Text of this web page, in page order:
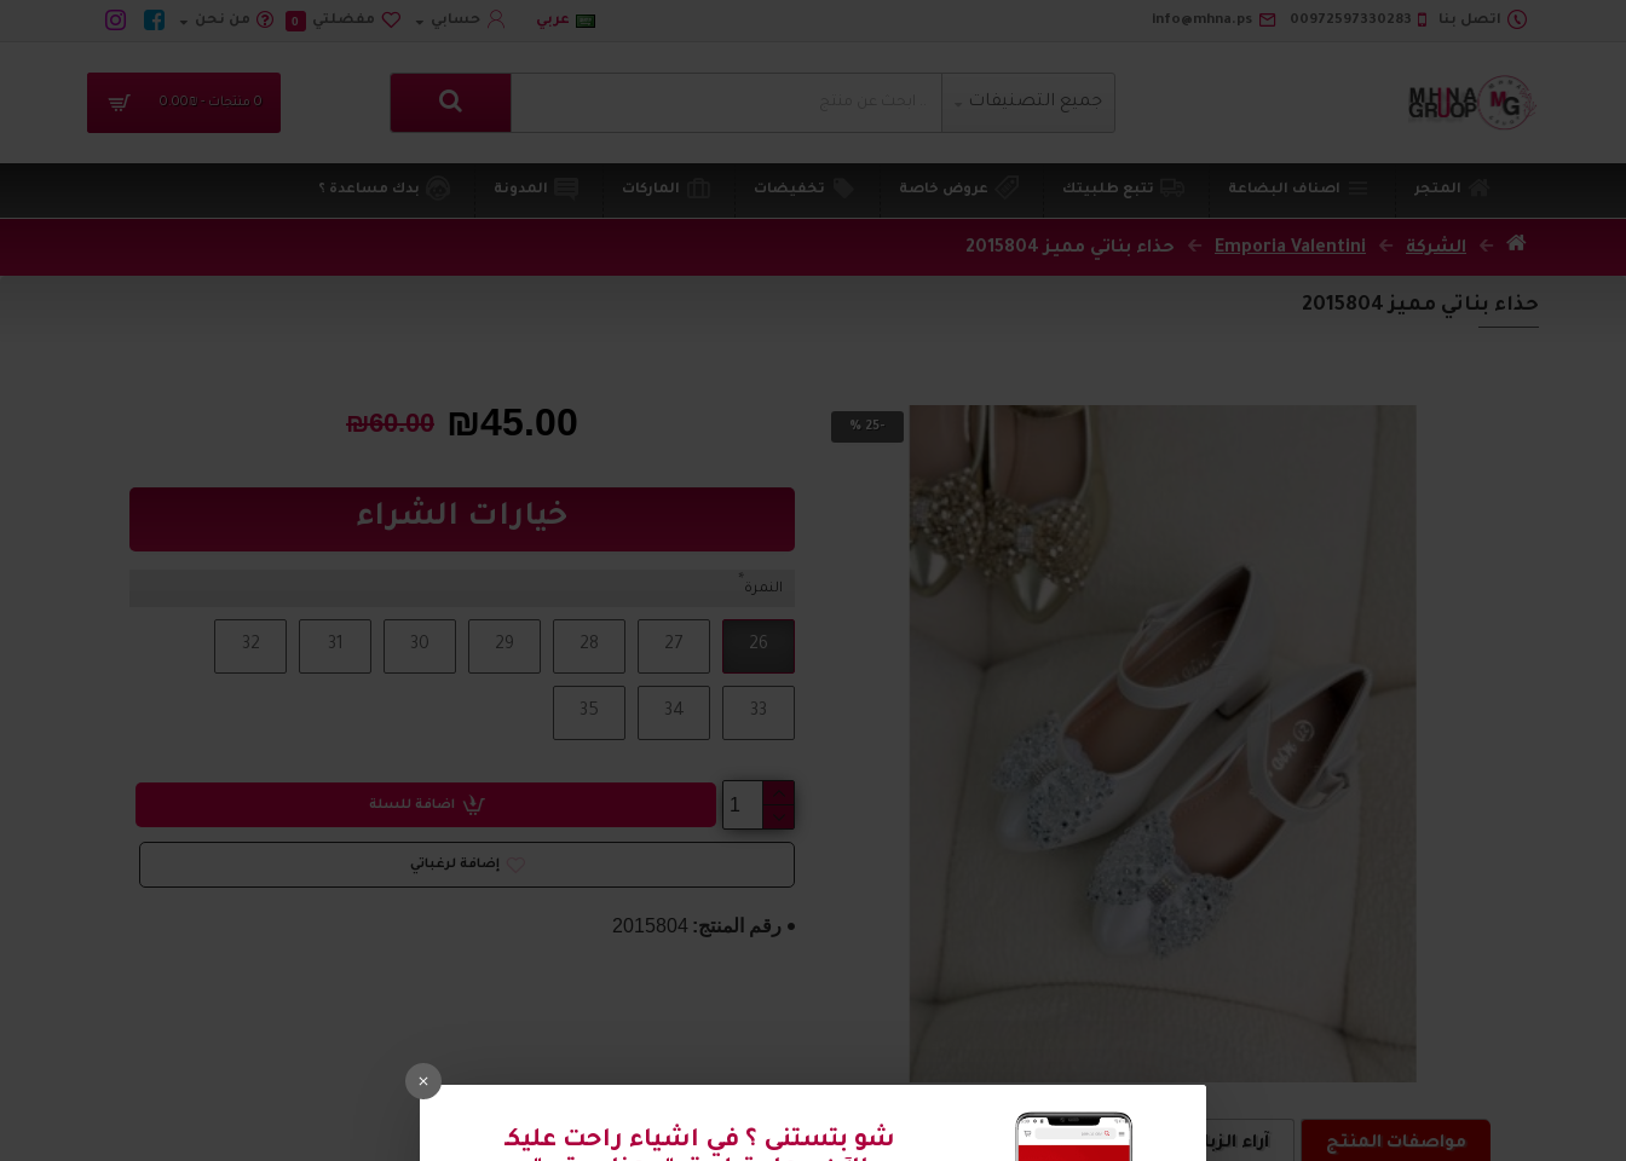
اتصل بنا 00972597330283
info@mhna.ps عربي حسابي مفضلتي 0 من نحن
جميع التصنيفات 0 منتجات - ₪0.00
المتجر اصناف البضاعة تتبع طلبيتك عروض خاصة تخفيضات الماركات المدونة بدك مساعدة ؟
الشركة Emporia Valentini حذاء بناتي مميز 2015804
حذاء بناتي مميز 2015804
-25 %
رقم المنتج: 2015804
₪45.00
₪60.00
خيارات الشراء
النمرة
26
27
28
29
30
31
32
33
34
35
اضافة للسلة
إضافة لرغباتي
مواصفات المنتج آراء الزبائن كيف اشتري ؟